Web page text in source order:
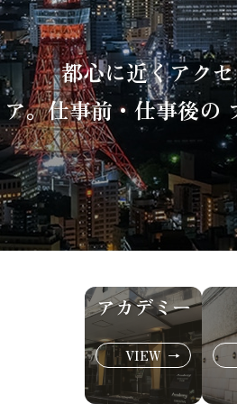
都心に近くアク
。仕事前・仕事後の
アカデミー
VIEW